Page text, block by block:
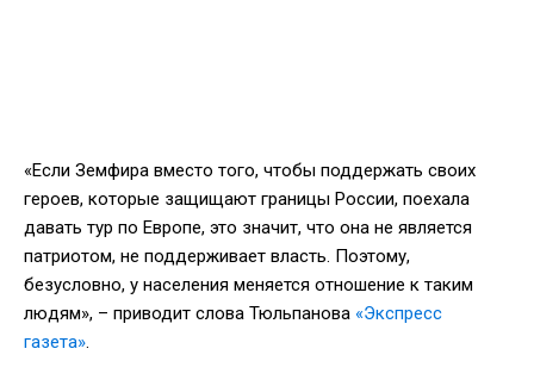
«Если Земфира вместо того, чтобы поддержать своих
героев, которые защищают границы России, поехала
давать тур по Европе, это значит, что она не является
патриотом, не поддерживает власть. Поэтому,
безусловно, у населения меняется отношение к таким
людям», – приводит слова Тюльпанова «Экспресс
газета».